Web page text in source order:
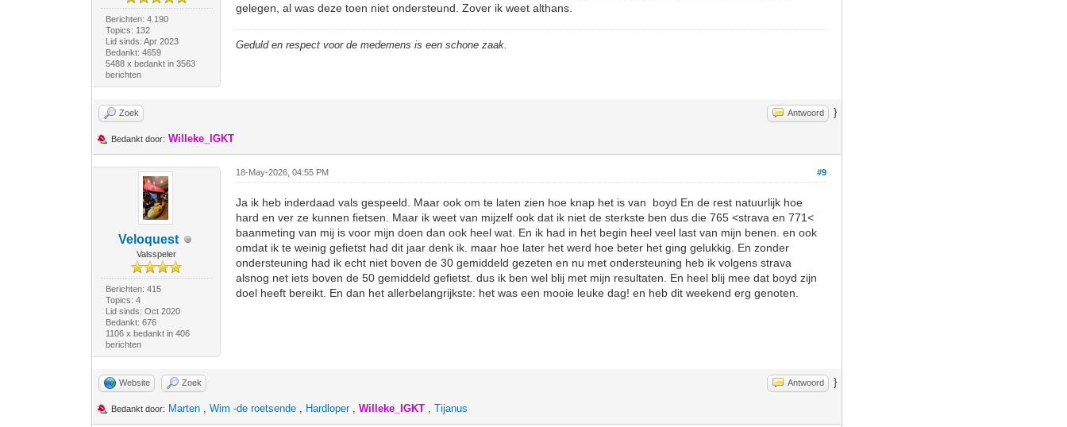
Berichten: 4.190
Topics: 132
Lid sinds: Apr 2023
Bedankt: 4659
5488 x bedankt in 3563
berichten
gelegen, al was deze toen niet ondersteund. Zover ik weet althans.
Geduld en respect voor de medemens is een schone zaak.
Zoek Antwoord }
Bedankt door: Willeke_IGKT
Veloquest
Valsspeler
Berichten: 415
Topics: 4
Lid sinds: Oct 2020
Bedankt: 676
1106 x bedankt in 406
berichten
#9
18-May-2026, 04:55 PM
Ja ik heb inderdaad vals gespeeld. Maar ook om te laten zien hoe knap het is van boyd En de rest natuurlijk hoe
hard en ver ze kunnen fietsen. Maar ik weet van mijzelf ook dat ik niet de sterkste ben dus die 765 <strava en 771<
baanmeting van mij is voor mijn doen dan ook heel wat. En ik had in het begin heel veel last van mijn benen. en ook
omdat ik te weinig gefietst had dit jaar denk ik. maar hoe later het werd hoe beter het ging gelukkig. En zonder
ondersteuning had ik echt niet boven de 30 gemiddeld gezeten en nu met ondersteuning heb ik volgens strava
alsnog net iets boven de 50 gemiddeld gefietst. dus ik ben wel blij met mijn resultaten. En heel blij mee dat boyd zijn
doel heeft bereikt. En dan het allerbelangrijkste: het was een mooie leuke dag! en heb dit weekend erg genoten.
Website Zoek Antwoord }
Bedankt door: Marten ,Wim -de roetsende , Hardloper,Willeke_IGKT ,Tijanus